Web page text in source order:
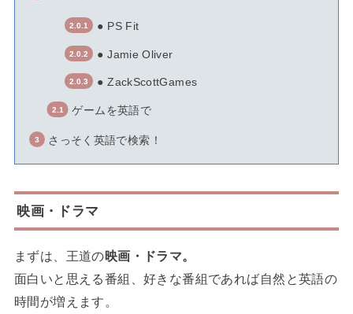
● PS Fit
● Jamie Oliver
● ZackScottGames
ゲームを英語で
さっそく英語で検索！
映画・ドラマ
まずは、王道の映画・ドラマ。
面白いと思える番組、好きな番組であれば自然と英語の
時間が増えます。